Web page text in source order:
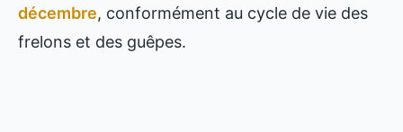
décembre, conformément au cycle de vie des
frelons et des guêpes.